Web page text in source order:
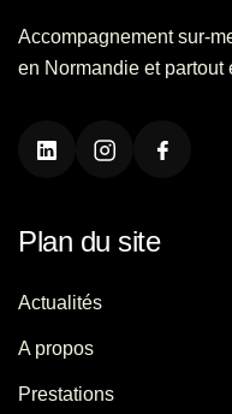
Accompagnement sur-
en Normandie et partout
Plan du site
Actualités
A propos
Prestations